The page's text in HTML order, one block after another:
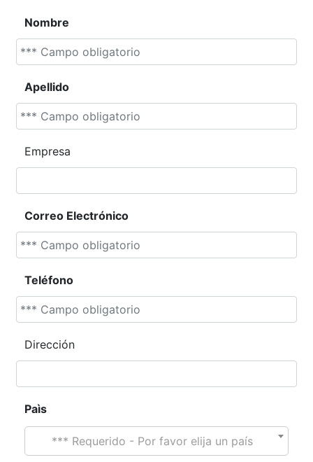
Nombre
Apellido
Empresa
Correo Electrónico
Teléfono
Dirección
Paìs
*** Requerido - Por favor elija un país